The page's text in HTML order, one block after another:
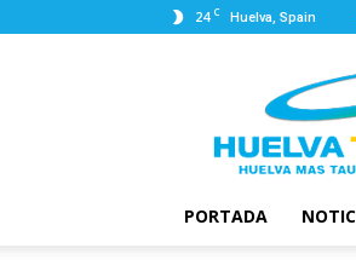
24 C Huelva, Spain
Taurina
PORTADA